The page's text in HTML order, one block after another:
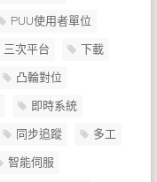
PUU使用者單位
三次平台 下載
凸輪對位
即時系統
同步追蹤 多工
智能伺服